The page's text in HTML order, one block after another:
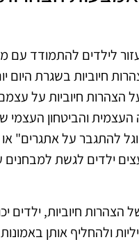
לילדים להתמודד עם
חיוביות בשגרת היום
הצהרות חיוביות על
והביטחון העצמי
להתגבר על אתגרים" או
ילדים לגשת
הצהרות חיוביות, ילדים
ולהחליף אותן באמונות